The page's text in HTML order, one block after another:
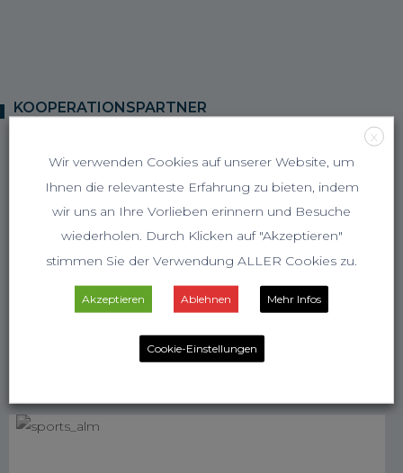
KOOPERATIONSPARTNER
X
Wir verwenden Cookies auf unserer Website, um
Ihnen die relevanteste Erfahrung zu bieten, indem
wir uns an Ihre Vorlieben erinnern und Besuche
wiederholen. Durch Klicken auf "Akzeptieren"
stimmen Sie der Verwendung ALLER Cookies zu.
Akzeptieren Ablehnen Mehr Infos
Cookie-Einstellungen